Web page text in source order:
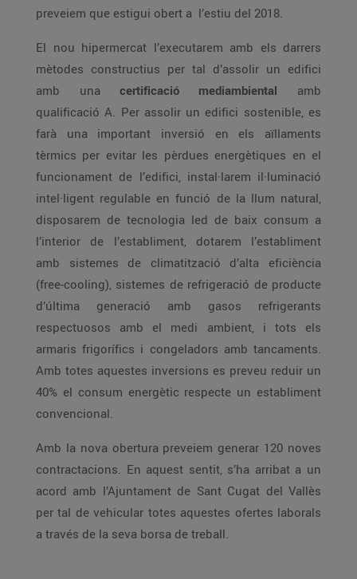
preveiem que estigui obert a l’estiu del 2018.
El nou hipermercat l’executarem amb els darrers
mètodes constructius per tal d’assolir un edifici
amb una certificació mediambiental amb
qualificació A. Per assolir un edifici sostenible, es
farà una important inversió en els aïllaments
tèrmics per evitar les pèrdues energètiques en el
funcionament de l’edifici, instal·larem il·luminació
intel·ligent regulable en funció de la llum natural,
disposarem de tecnologia led de baix consum a
l’interior de l’establiment, dotarem l’establiment
amb sistemes de climatització d’alta eficiència
(free-cooling), sistemes de refrigeració de producte
d’última generació amb gasos refrigerants
respectuosos amb el medi ambient, i tots els
armaris frigorífics i congeladors amb tancaments.
Amb totes aquestes inversions es preveu reduir un
40% el consum energètic respecte un establiment
convencional.
Amb la nova obertura preveiem generar 120 noves
contractacions. En aquest sentit, s’ha arribat a un
acord amb l’Ajuntament de Sant Cugat del Vallès
per tal de vehicular totes aquestes ofertes laborals
a través de la seva borsa de treball.